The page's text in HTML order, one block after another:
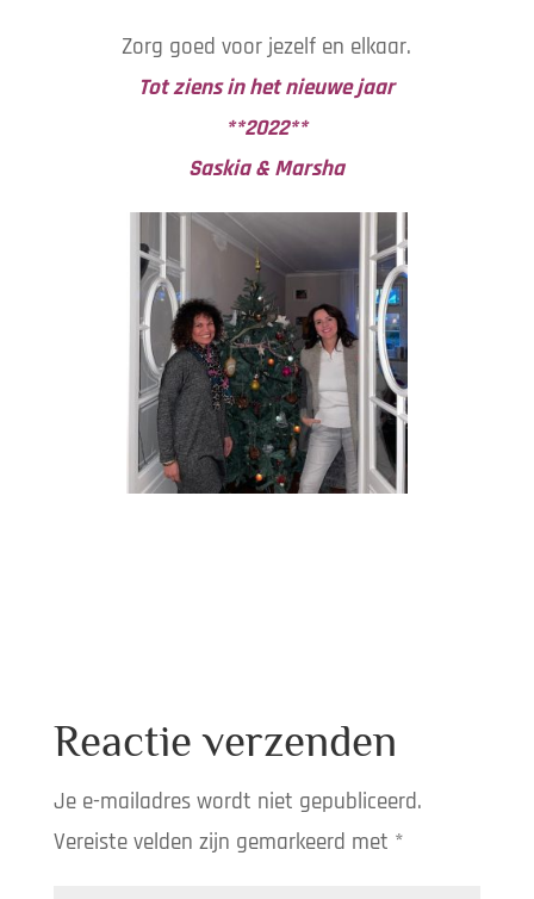
Zorg goed voor jezelf en elkaar.
Tot ziens in het nieuwe jaar
**2022**
Saskia & Marsha
Reactie verzenden
Je e-mailadres wordt niet gepubliceerd.
Vereiste velden zijn gemarkeerd met *